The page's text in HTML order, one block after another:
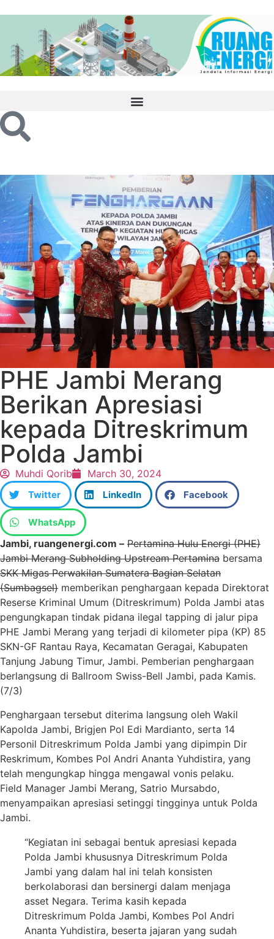
PHE Jambi Merang
Berikan Apresiasi
kepada Ditreskrimum
Polda Jambi
Muhdi Qorib March 30, 2024
Twitter LinkedIn Facebook
WhatsApp
Jambi, ruangenergi.com – Pertamina Hulu Energi (PHE)
Jambi Merang Subholding Upstream Pertamina bersama
SKK Migas Perwakilan Sumatera Bagian Selatan
(Sumbagsel) memberikan penghargaan kepada Direktorat
Reserse Kriminal Umum (Ditreskrimum) Polda Jambi atas
pengungkapan tindak pidana ilegal tapping di jalur pipa
PHE Jambi Merang yang terjadi di kilometer pipa (KP) 85
SKN-GF Rantau Raya, Kecamatan Geragai, Kabupaten
Tanjung Jabung Timur, Jambi. Pemberian penghargaan
berlangsung di Ballroom Swiss-Bell Jambi, pada Kamis.
(7/3)
Penghargaan tersebut diterima langsung oleh Wakil
Kapolda Jambi, Brigjen Pol Edi Mardianto, serta 14
Personil Ditreskrimum Polda Jambi yang dipimpin Dir
Reskrimum, Kombes Pol Andri Ananta Yuhdistira, yang
telah mengungkap hingga mengawal vonis pelaku.
Field Manager Jambi Merang, Satrio Mursabdo,
menyampaikan apresiasi setinggi tingginya untuk Polda
Jambi.
“Kegiatan ini sebagai bentuk apresiasi kepada
Polda Jambi khususnya Ditreskrimum Polda
Jambi yang dalam hal ini telah konsisten
berkolaborasi dan bersinergi dalam menjaga
asset Negara. Terima kasih kepada
Ditreskrimum Polda Jambi, Kombes Pol Andri
Ananta Yuhdistira, beserta jajaran yang sudah